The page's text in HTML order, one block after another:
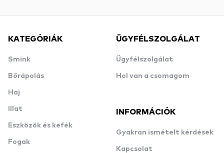
KATEGÓRIÁK
Smink
Bőrápolás
Haj
Illat
Eszközök és kefék
Fogak
ÜGYFÉLSZOLGÁLAT
Ügyfélszolgálat
Hol van a csomagom
INFORMÁCIÓK
Gyakran ismételt kérdések
Kapcsolat